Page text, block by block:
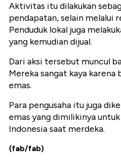
Aktivitas itu dilakukan
pendapatan, selain melalui
Penduduk lokal juga
yang kemudian dijual.
Dari aksi tersebut muncul
Mereka sangat kaya
emas.
Para pengusaha itu juga
emas yang dimilikinya
Indonesia saat merdeka.
(fab/fab)